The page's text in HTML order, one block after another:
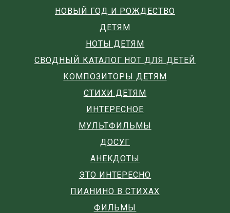
НОВЫЙ ГОД И РОЖДЕСТВО
ДЕТЯМ
НОТЫ ДЕТЯМ
СВОДНЫЙ КАТАЛОГ НОТ ДЛЯ ДЕТЕЙ
КОМПОЗИТОРЫ ДЕТЯМ
СТИХИ ДЕТЯМ
ИНТЕРЕСНОЕ
МУЛЬТФИЛЬМЫ
ДОСУГ
АНЕКДОТЫ
ЭТО ИНТЕРЕСНО
ПИАНИНО В СТИХАХ
ФИЛЬМЫ